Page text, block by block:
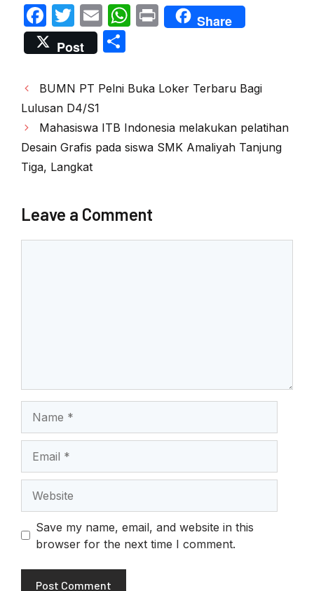
F
a
c
e
b
o
o
k
T
w
itt
er
E
m
ail
W
s
p
p
P
ri
Share
Post
ar
Post
navigation
BUMN PT Pelni Buka Loker Terbaru Bagi
Lulusan D4/S1
Mahasiswa ITB Indonesia melakukan pelatihan
Desain Grafis pada siswa SMK Amaliyah Tanjung
Tiga, Langkat
Leave a Comment
Save my name, email, and website in this
browser for the next time I comment.